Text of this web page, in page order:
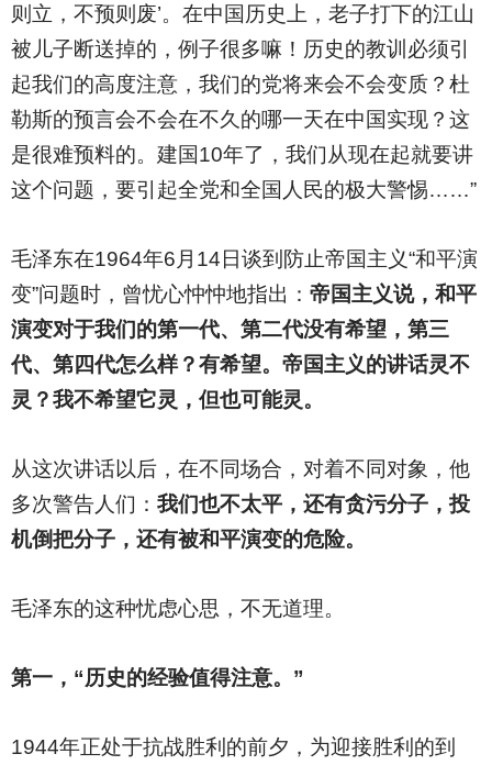
则立，不预则废’。在中国历史上，老子打下的江山
被儿子断送掉的，例子很多嘛！历史的教训必须引
起我们的高度注意，我们的党将来会不会变质？杜
勒斯的预言会不会在不久的哪一天在中国实现？这
是很难预料的。建国10年了，我们从现在起就要讲
这个问题，要引起全党和全国人民的极大警惕……”
毛泽东在1964年6月14日谈到防止帝国主义“和平演
变”问题时，曾忧心忡忡地指出： 帝国主义说，和平
演变对于我们的第一代、第二代没有希望，第三
代、第四代怎么样？有希望。帝国主义的讲话灵不
灵？我不希望它灵，但也可能灵。
从这次讲话以后，在不同场合，对着不同对象，他
多次警告人们： 我们也不太平，还有贪污分子，投
机倒把分子，还有被和平演变的危险。
毛泽东的这种忧虑心思，不无道理。
第一，“历史的经验值得注意。”
1944年正处于抗战胜利的前夕，为迎接胜利的到